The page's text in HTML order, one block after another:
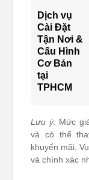
Dịch vụ
Cài Đặt
Tận Nơi &
Cấu Hình
Cơ Bản
tại
TPHCM
Lưu ý:Mức
và có thể
khuyến mãi.
và chính xác